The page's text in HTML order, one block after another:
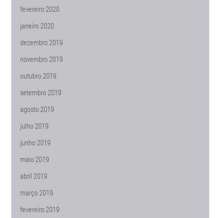
fevereiro 2020
janeiro 2020
dezembro 2019
novembro 2019
outubro 2019
setembro 2019
agosto 2019
julho 2019
junho 2019
maio 2019
abril 2019
março 2019
fevereiro 2019